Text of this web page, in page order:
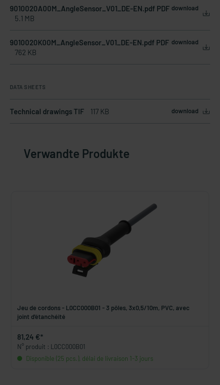
9010020A00M_AngleSensor_V01_DE-EN.pdf PDF
5.1 MB
download
9010020K00M_AngleSensor_V01_DE-EN.pdf PDF
762 KB
download
DATA SHEETS
Technical drawings TIF 117 KB download
Verwandte Produkte
Jeu de cordons - L0CC000B01 - 3 pôles, 3x0,5/10m, PVC, avec
joint d'étanchéité
81,24 €*
N° produit : L0CC000B01
Disponible (25 pcs.), délai de livraison 1-3 jours